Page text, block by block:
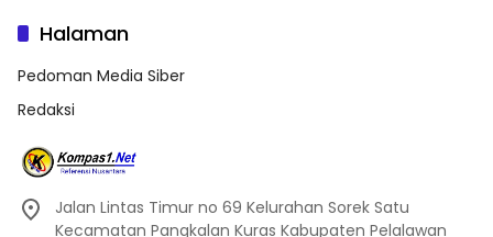
Halaman
Pedoman Media Siber
Redaksi
Jalan Lintas Timur no 69 Kelurahan Sorek Satu
Kecamatan Pangkalan Kuras Kabupaten Pelalawan